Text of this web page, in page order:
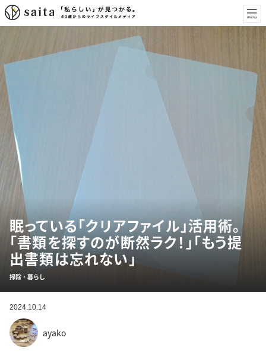
眠っている「クリアファイル」活用術。
「書類を探すのが断然ラク！」「もう提
出書類は忘れない」
掃除・暮らし
2024.10.14
ayako